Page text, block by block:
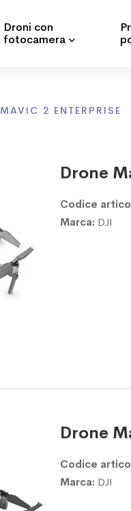
Droni con
fotocamera
MAVIC 2 ENTERPRISE
Drone
Codice
Marca: DJI
Drone
Codice
Marca: DJI